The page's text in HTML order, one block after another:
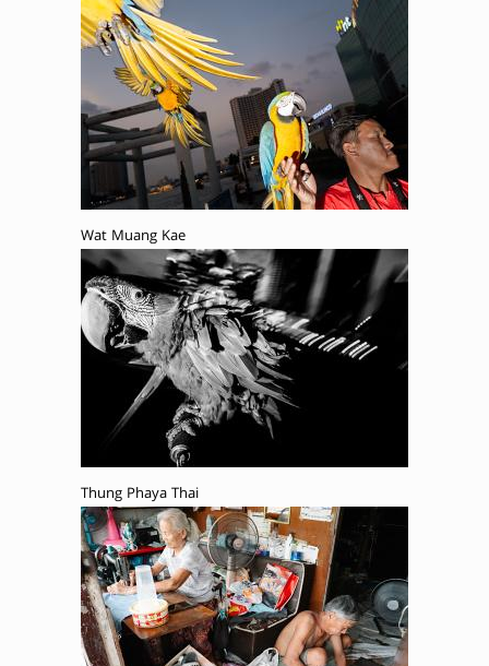
Wat Muang Kae
Thung Phaya Thai